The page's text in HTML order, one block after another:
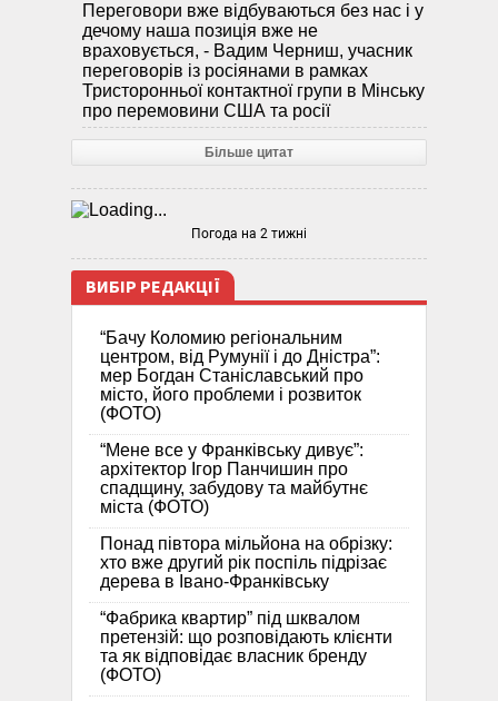
Переговори вже відбуваються без нас і у
дечому наша позиція вже не
враховується, - Вадим Черниш, учасник
переговорів із росіянами в рамках
Тристоронньої контактної групи в Мінську
про перемовини США та росії
Більше цитат
Погода на 2 тижні
ВИБІР РЕДАКЦІЇ
“Бачу Коломию регіональним
центром, від Румунії і до Дністра”:
мер Богдан Станіславський про
місто, його проблеми і розвиток
(ФОТО)
“Мене все у Франківську дивує”:
архітектор Ігор Панчишин про
спадщину, забудову та майбутнє
міста (ФОТО)
Понад півтора мільйона на обрізку:
хто вже другий рік поспіль підрізає
дерева в Івано-Франківську
“Фабрика квартир” під шквалом
претензій: що розповідають клієнти
та як відповідає власник бренду
(ФОТО)